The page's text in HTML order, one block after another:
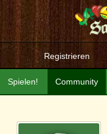
Registrieren
Community
Spielen!